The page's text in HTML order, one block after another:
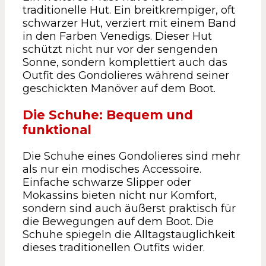
traditionelle Hut. Ein breitkrempiger, oft
schwarzer Hut, verziert mit einem Band
in den Farben Venedigs. Dieser Hut
schützt nicht nur vor der sengenden
Sonne, sondern komplettiert auch das
Outfit des Gondolieres während seiner
geschickten Manöver auf dem Boot.
Die Schuhe: Bequem und
funktional
Die Schuhe eines Gondolieres sind mehr
als nur ein modisches Accessoire.
Einfache schwarze Slipper oder
Mokassins bieten nicht nur Komfort,
sondern sind auch äußerst praktisch für
die Bewegungen auf dem Boot. Die
Schuhe spiegeln die Alltagstauglichkeit
dieses traditionellen Outfits wider.